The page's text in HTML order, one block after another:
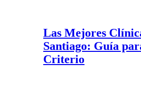
Las Mejores
Santiago: Guía
Criterio